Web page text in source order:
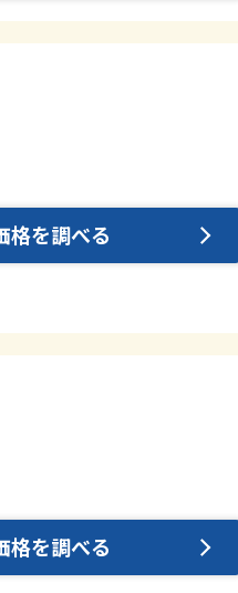
格を調べる
格を調べる